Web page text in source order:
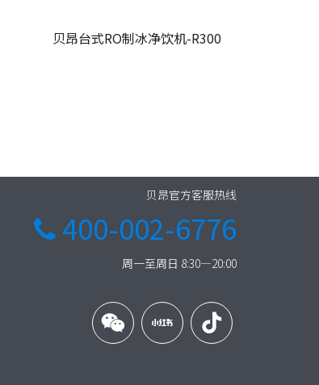
贝昂台式RO制冰净饮机-R300
贝昂官方客服热线
 400-002-6776
周一至周日 8:30—20:00